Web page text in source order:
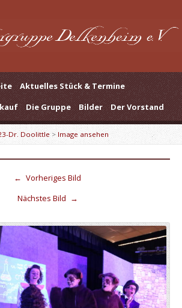
Aktuelles Stück & Termine
Die Gruppe Bilder Der Vorstand
Dr. Doolittle> Image ansehen
← Vorheriges Bild
Nächstes Bild →